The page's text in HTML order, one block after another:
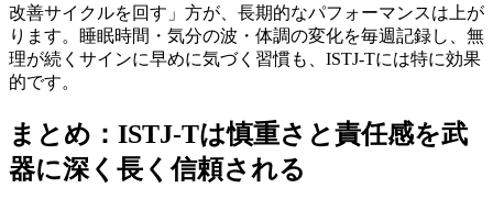
改善サイクルを回す」方が、長期的なパフォーマンスは上が
ります。睡眠時間・気分の波・体調の変化を毎週記録し、無
理が続くサインに早めに気づく習慣も、ISTJ-Tには特に効果
的です。
まとめ：ISTJ-Tは慎重さと責任感を武
器に深く長く信頼される